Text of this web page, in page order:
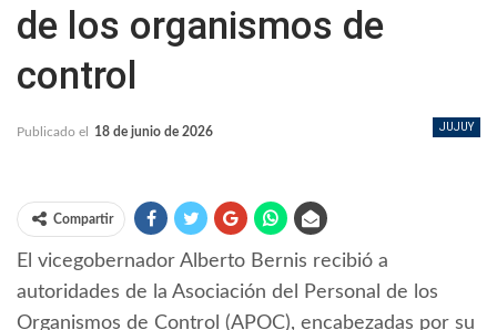
de los organismos de
control
JUJUY
Publicado el 18 de junio de 2026
Compartir
El vicegobernador Alberto Bernis recibió a
autoridades de la Asociación del Personal de los
Organismos de Control (APOC), encabezadas por su